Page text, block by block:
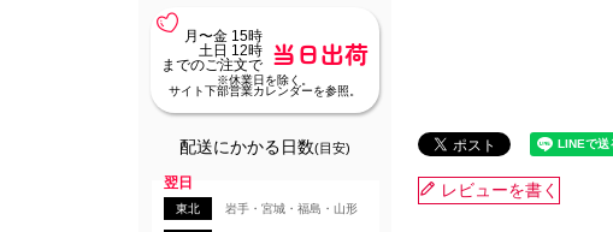
月〜金 15時
土日 12時
までのご注文で
当日出荷
※休業日を除く。
サイト下部営業カレンダーを参照。
配送にかかる日数(目安)
翌日
東北 岩手・宮城・福島・山形
レビューを書く